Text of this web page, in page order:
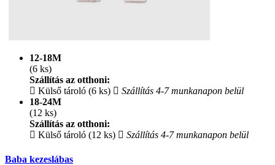
12-18M
(6 ks)
Szállítás az otthoni:
Külső tároló (6 ks)
Szállítás 4-7 munkanapon belül
18-24M
(12 ks)
Szállítás az otthoni:
Külső tároló (12 ks)
Szállítás 4-7 munkanapon belül
Baba kezeslábas